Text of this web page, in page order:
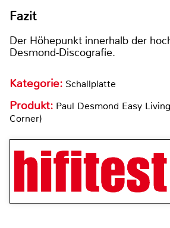
Fazit
Der Höhepunkt innerhalb der
Desmond-Discografie.
Kategorie: Schallplatte
Produkt: Paul Desmond Easy
Corner)